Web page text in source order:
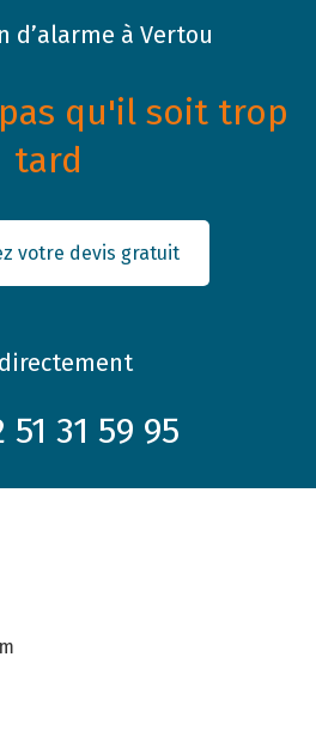
d’alarme à Vertou
qu'il soit trop
tard
votre devis gratuit
31 59 95